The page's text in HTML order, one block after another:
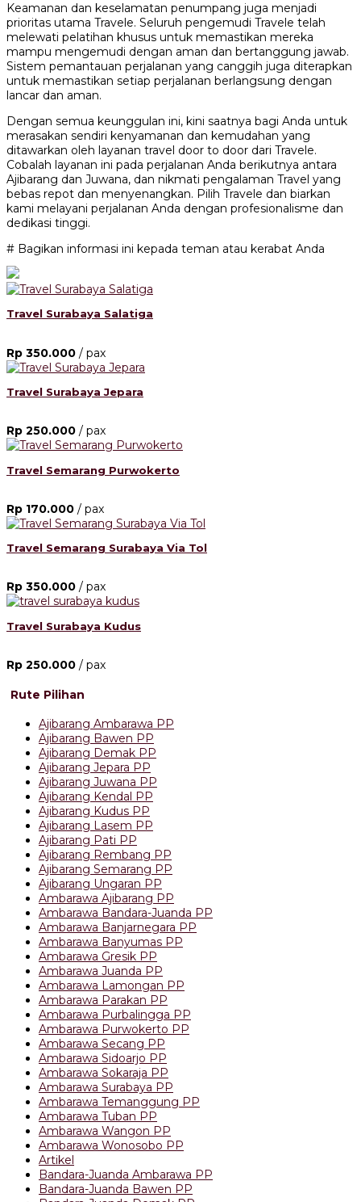
Keamanan dan keselamatan penumpang juga menjadi
prioritas utama Travele. Seluruh pengemudi Travele telah
melewati pelatihan khusus untuk memastikan mereka
mampu mengemudi dengan aman dan bertanggung jawab.
Sistem pemantauan perjalanan yang canggih juga diterapkan
untuk memastikan setiap perjalanan berlangsung dengan
lancar dan aman.
Dengan semua keunggulan ini, kini saatnya bagi Anda untuk
merasakan sendiri kenyamanan dan kemudahan yang
ditawarkan oleh layanan travel door to door dari Travele.
Cobalah layanan ini pada perjalanan Anda berikutnya antara
Ajibarang dan Juwana, dan nikmati pengalaman Travel yang
bebas repot dan menyenangkan. Pilih Travele dan biarkan
kami melayani perjalanan Anda dengan profesionalisme dan
dedikasi tinggi.
# Bagikan informasi ini kepada teman atau kerabat Anda
Travel Surabaya Salatiga
Rp 350.000 / pax
Travel Surabaya Jepara
Rp 250.000 / pax
Travel Semarang Purwokerto
Rp 170.000 / pax
Travel Semarang Surabaya Via Tol
Rp 350.000 / pax
Travel Surabaya Kudus
Rp 250.000 / pax
Rute Pilihan
Ajibarang Ambarawa PP
Ajibarang Bawen PP
Ajibarang Demak PP
Ajibarang Jepara PP
Ajibarang Juwana PP
Ajibarang Kendal PP
Ajibarang Kudus PP
Ajibarang Lasem PP
Ajibarang Pati PP
Ajibarang Rembang PP
Ajibarang Semarang PP
Ajibarang Ungaran PP
Ambarawa Ajibarang PP
Ambarawa Bandara-Juanda PP
Ambarawa Banjarnegara PP
Ambarawa Banyumas PP
Ambarawa Gresik PP
Ambarawa Juanda PP
Ambarawa Lamongan PP
Ambarawa Parakan PP
Ambarawa Purbalingga PP
Ambarawa Purwokerto PP
Ambarawa Secang PP
Ambarawa Sidoarjo PP
Ambarawa Sokaraja PP
Ambarawa Surabaya PP
Ambarawa Temanggung PP
Ambarawa Tuban PP
Ambarawa Wangon PP
Ambarawa Wonosobo PP
Artikel
Bandara-Juanda Ambarawa PP
Bandara-Juanda Bawen PP